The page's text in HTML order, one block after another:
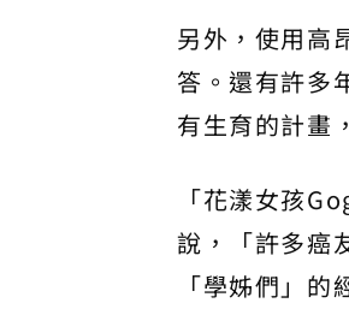
另外，使用高
答。還有許多
有生育的計畫
「花漾女孩
說，「許多癌
「學姊們」